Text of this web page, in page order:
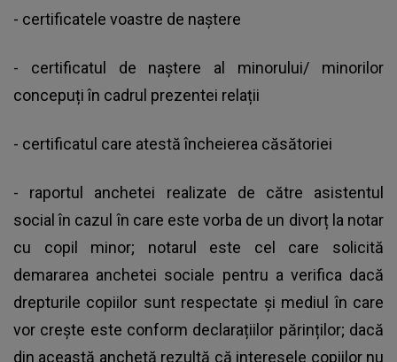
- certificatele voastre de naștere
- certificatul de naștere al minorului/ minorilor
concepuți în cadrul prezentei relații
- certificatul care atestă încheierea căsătoriei
- raportul anchetei realizate de către asistentul
social în cazul în care este vorba de un divorț la notar
cu copil minor; notarul este cel care solicită
demararea anchetei sociale pentru a verifica dacă
drepturile copiilor sunt respectate și mediul în care
vor crește este conform declarațiilor părinților; dacă
din această anchetă rezultă că interesele copiilor nu